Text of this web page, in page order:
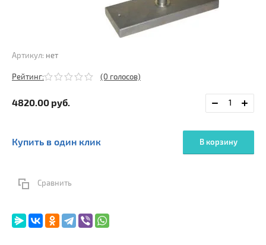
Артикул: нет
Рейтинг: (0 голосов)
4820.00 руб.
Купить в один клик В корзину
Сравнить